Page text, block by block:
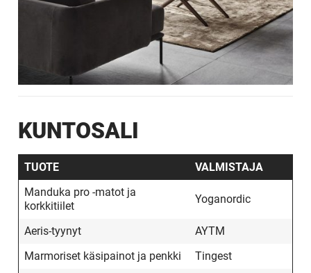
KUNTOSALI
TUOTE
VALMISTAJA
Manduka pro -matot ja
korkkitiilet
Yoganordic
Aeris-tyynyt
AYTM
Marmoriset käsipainot ja penkki
Tingest